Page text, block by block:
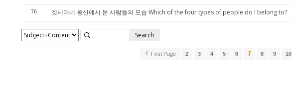
76 겟세마네 동산에서 본 사람들의 모습 Which of the four types of people do I belong to?
Search
First Page 2 3 4 5 6 7 8 9 10